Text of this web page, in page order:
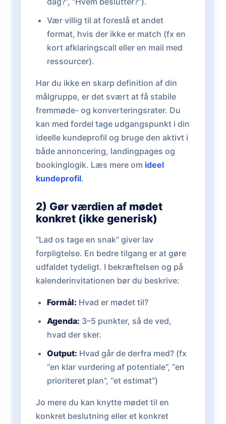
Vær villig til at foreslå et andet
format, hvis der ikke er match (fx en
kort afklaringscall eller en mail med
ressourcer).
Har du ikke en skarp definition af din
målgruppe, er det svært at få stabile
fremmøde- og konverteringsrater. Du
kan med fordel tage udgangspunkt i din
ideelle kundeprofil og bruge den aktivt i
både annoncering, landingpages og
bookinglogik. Læs mere om ideel
kundeprofil.
2) Gør værdien af mødet
konkret (ikke generisk)
“Lad os tage en snak” giver lav
forpligtelse. En bedre tilgang er at gøre
udfaldet tydeligt. I bekræftelsen og på
kalenderinvitationen bør du beskrive:
Formål: Hvad er mødet til?
Agenda: 3–5 punkter, så de ved,
hvad der sker.
Output: Hvad går de derfra med? (fx
“en klar vurdering af potentiale”, “en
prioriteret plan”, “et estimat”)
Jo mere du kan knytte mødet til en
konkret beslutning eller et konkret